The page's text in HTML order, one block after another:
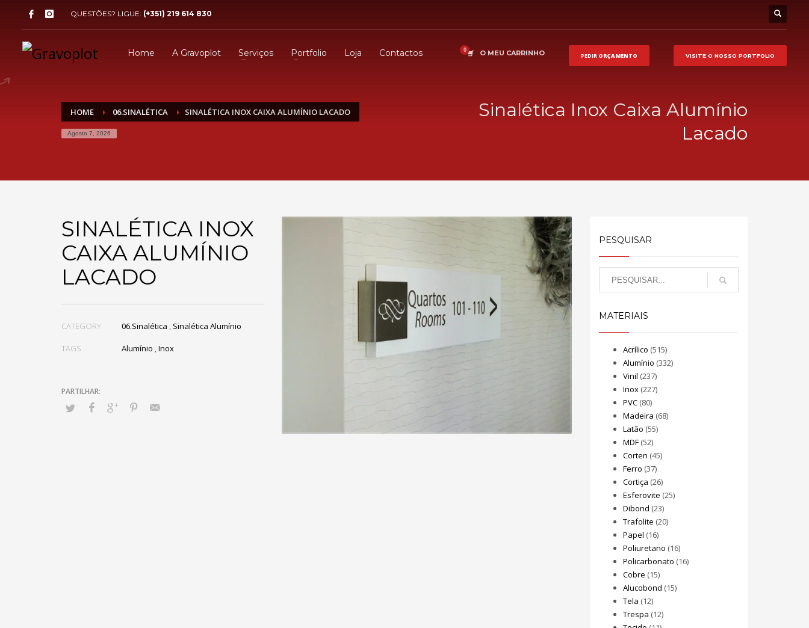
QUESTÕES? LIGUE: (+351) 219 614 830
Home A Gravoplot Serviços Portfolio Loja Contactos O MEU CARRINHO PEDIR ORÇAMENTO VISITE O NOSSO PORTFOLIO
HOME 06.SINALÉTICA SINALÉTICA INOX CAIXA ALUMÍNIO LACADO
Agosto 7, 2026
Sinalética Inox Caixa Alumínio
Lacado
SINALÉTICA INOX
CAIXA ALUMÍNIO
LACADO
CATEGORY 06.Sinalética , Sinalética Alumínio
TAGS Alumínio ,Inox
PESQUISAR
MATERIAIS
Acrílico (515)
Alumínio (332)
Vinil (237)
Inox(227)
PVC(80)
Madeira (68)
Latão (55)
MDF(52)
Corten (45)
Ferro (37)
Cortiça (26)
Esferovite (25)
Dibond (23)
Trafolite (20)
Papel (16)
Poliuretano (16)
Policarbonato (16)
Cobre (15)
Alucobond (15)
Tela (12)
Trespa (12)